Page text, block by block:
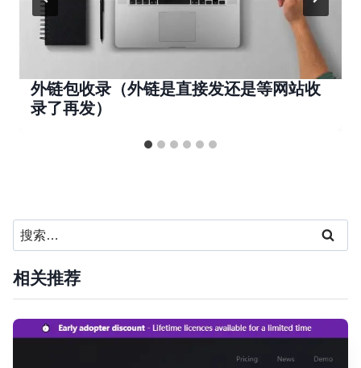
外链包收录（外链是直接发还是等网站收
录了再发）
搜
索：
相关推荐